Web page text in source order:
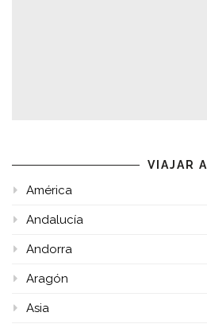
VIAJAR A
América
Andalucía
Andorra
Aragón
Asia